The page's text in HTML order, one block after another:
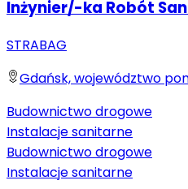
Inżynier/-ka Robót
STRABAG
Gdańsk, województwo
Budownictwo drogowe
Instalacje sanitarne
Budownictwo drogowe
Instalacje sanitarne